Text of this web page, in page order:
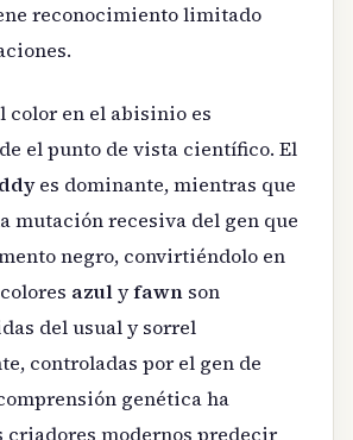
reconocimiento limitado
color en el abisinio es
el punto de vista científico. El
es dominante, mientras que
mutación recesiva del gen que
negro, convirtiéndolo en
azulyfawn son
del usual y sorrel
controladas por el gen de
genética ha
criadores modernos predecir